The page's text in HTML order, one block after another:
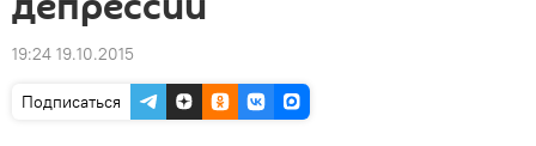
19:24 19.10.2015
Подписаться